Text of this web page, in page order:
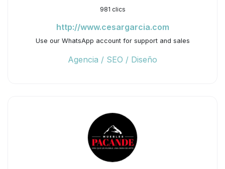
981 clics
http://www.cesargarcia.com
Use our WhatsApp account for support and sales
Agencia / SEO / Diseño